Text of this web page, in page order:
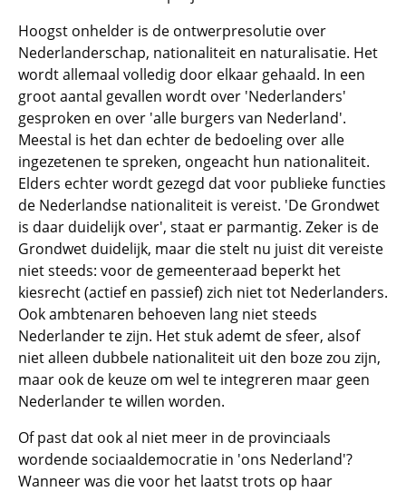
Hoogst onhelder is de ontwerpresolutie over
Nederlanderschap, nationaliteit en naturalisatie. Het
wordt allemaal volledig door elkaar gehaald. In een
groot aantal gevallen wordt over 'Nederlanders'
gesproken en over 'alle burgers van Nederland'.
Meestal is het dan echter de bedoeling over alle
ingezetenen te spreken, ongeacht hun nationaliteit.
Elders echter wordt gezegd dat voor publieke functies
de Nederlandse nationaliteit is vereist. 'De Grondwet
is daar duidelijk over', staat er parmantig. Zeker is de
Grondwet duidelijk, maar die stelt nu juist dit vereiste
niet steeds: voor de gemeenteraad beperkt het
kiesrecht (actief en passief) zich niet tot Nederlanders.
Ook ambtenaren behoeven lang niet steeds
Nederlander te zijn. Het stuk ademt de sfeer, alsof
niet alleen dubbele nationaliteit uit den boze zou zijn,
maar ook de keuze om wel te integreren maar geen
Nederlander te willen worden.
Of past dat ook al niet meer in de provinciaals
wordende sociaaldemocratie in 'ons Nederland'?
Wanneer was die voor het laatst trots op haar